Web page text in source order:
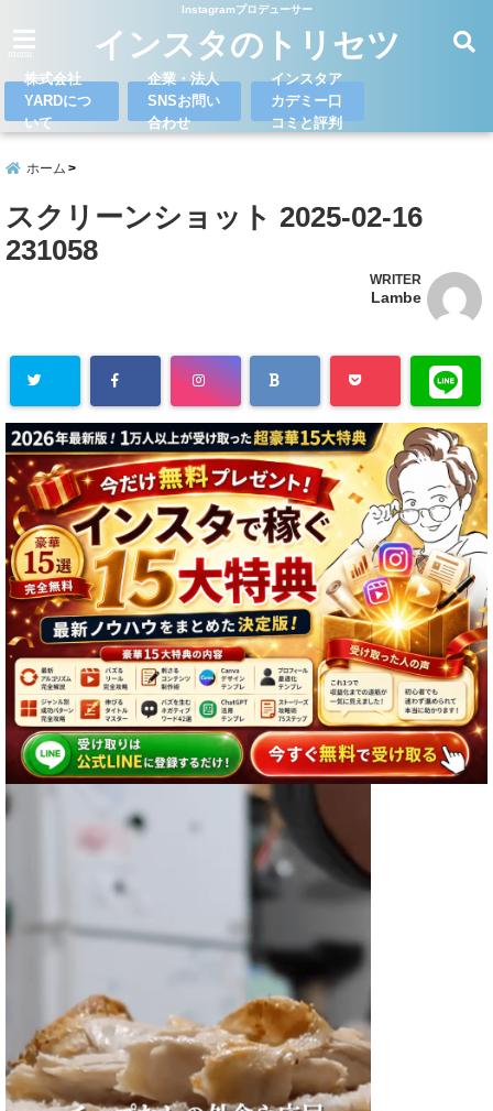
Instagramプロデューサー
インスタのトリセツ
株式会社
YARDにつ
いて
企業・法人
SNSお問い
合わせ
インスタア
カデミー口
コミと評判
ホーム
スクリーンショット 2025-02-16
231058
WRITER
Lambe